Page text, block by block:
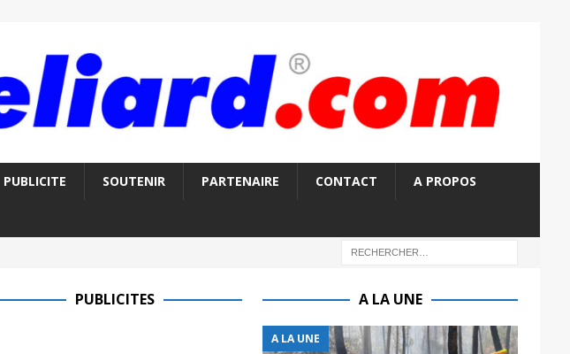
PUBLICITE SOUTENIR PARTENAIRE CONTACT A PROPOS
PUBLICITES A LA UNE
A LA UNE